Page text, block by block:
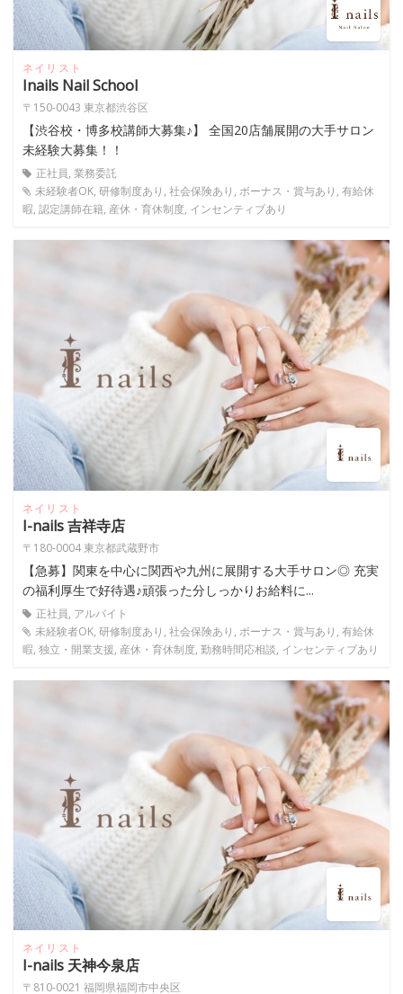
ネイリスト
Inails Nail School
〒150-0043 東京都渋谷区
【渋谷校・博多校講師大募集♪】 全国20店舗展開の大手サロン
未経験大募集！！
正社員, 業務委託
未経験者OK, 研修制度あり, 社会保険あり, ボーナス・賞与あり, 有給休
暇, 認定講師在籍, 産休・育休制度, インセンティブあり
ネイリスト
I-nails 吉祥寺店
〒180-0004 東京都武蔵野市
【急募】関東を中心に関西や九州に展開する大手サロン◎ 充実
の福利厚生で好待遇♪頑張った分しっかりお給料に...
正社員, アルバイト
未経験者OK, 研修制度あり, 社会保険あり, ボーナス・賞与あり, 有給休
暇, 独立・開業支援, 産休・育休制度, 勤務時間応相談, インセンティブあり
ネイリスト
I-nails 天神今泉店
〒810-0021 福岡県福岡市中央区